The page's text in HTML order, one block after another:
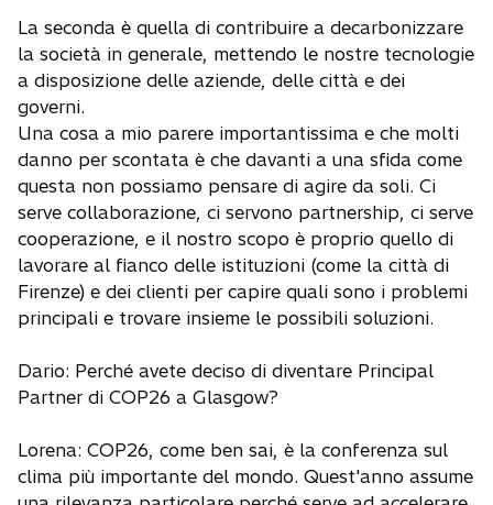
La seconda è quella di contribuire a decarbonizzare
la società in generale, mettendo le nostre tecnologie
a disposizione delle aziende, delle città e dei
governi.
Una cosa a mio parere importantissima e che molti
danno per scontata è che davanti a una sfida come
questa non possiamo pensare di agire da soli. Ci
serve collaborazione, ci servono partnership, ci serve
cooperazione, e il nostro scopo è proprio quello di
lavorare al fianco delle istituzioni (come la città di
Firenze) e dei clienti per capire quali sono i problemi
principali e trovare insieme le possibili soluzioni.
Dario: Perché avete deciso di diventare Principal
Partner di COP26 a Glasgow?
Lorena: COP26, come ben sai, è la conferenza sul
clima più importante del mondo. Quest'anno assume